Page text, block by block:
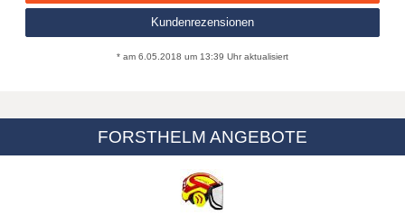
Kundenrezensionen
* am 6.05.2018 um 13:39 Uhr aktualisiert
FORSTHELM ANGEBOTE